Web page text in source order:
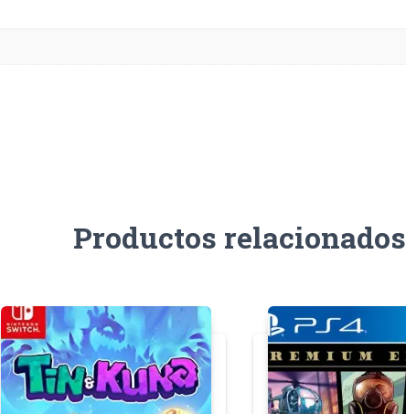
Productos relacionados